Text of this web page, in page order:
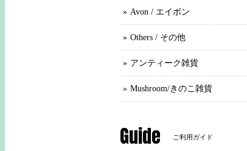
Avon / エイボン
Others / その他
アンティーク雑貨
Mushroom/きのこ雑貨
Guide ご利用ガイド